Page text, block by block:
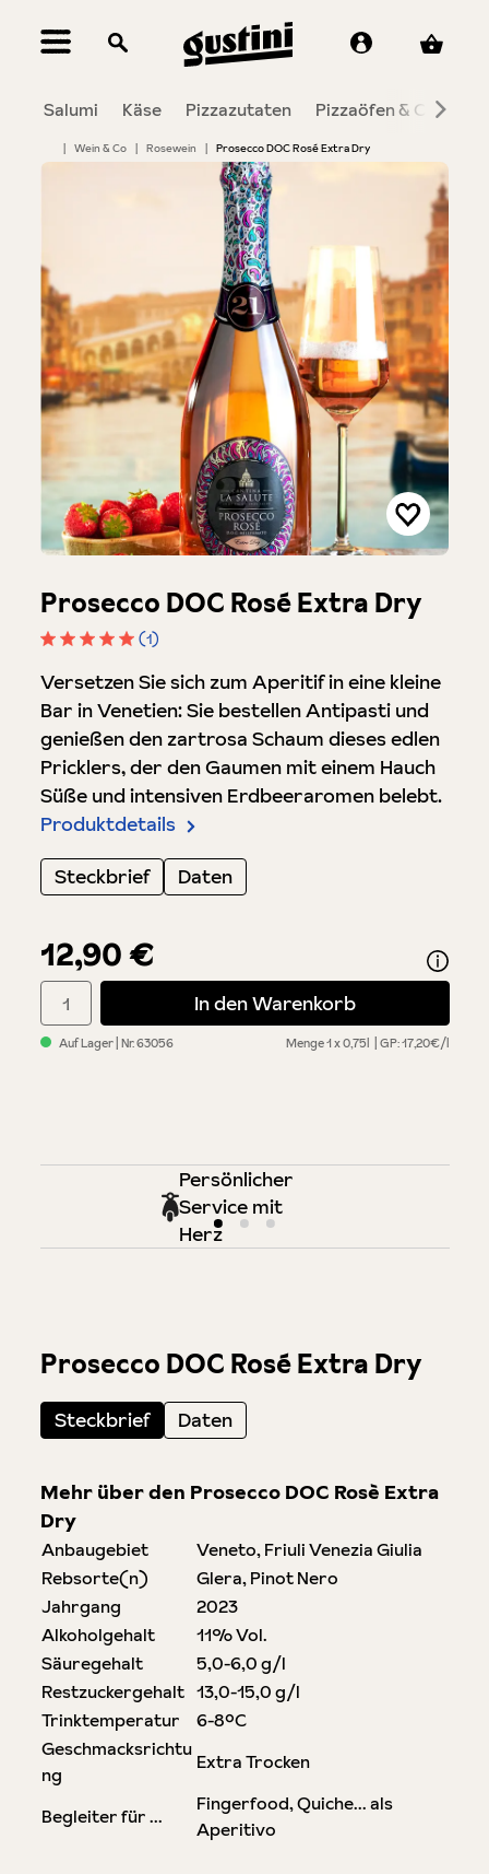
springen
Salumi Käse Pizzazutaten Pizzaöfen & Co.
| Wein & Co | Rosewein | Prosecco DOC Rosé Extra Dry
Bildergalerie überspringen
12,90 €
Prosecco DOC Rosé Extra Dry
(1)
Versetzen Sie sich zum Aperitif in eine kleine
Bar in Venetien: Sie bestellen Antipasti und
genießen den zartrosa Schaum dieses edlen
Pricklers, der den Gaumen mit einem Hauch
Süße und intensiven Erdbeeraromen belebt.
Produktdetails
Steckbrief
Daten
Auf Lager | Nr.63056 Menge1 x 0,75l GP: 17,20€/l
Produkt Anzahl: Gib den gewünschten Wert ein oder benutze
In den Warenkorb
Persönlicher
Service mit
Herz
Prosecco DOC Rosé Extra Dry
Steckbrief Daten
Mehr über den Prosecco DOC Rosè Extra
Dry
Anbaugebiet
Veneto, Friuli Venezia Giulia
Rebsorte(n)
Glera, Pinot Nero
Jahrgang
2023
Alkoholgehalt
11% Vol.
Säuregehalt
5,0-6,0 g/l
Restzuckergehalt 13,0-15,0 g/l
Trinktemperatur
6-8°C
Geschmacksrichtu
ng
Extra Trocken
Begleiter für ...
Fingerfood, Quiche… als
Aperitivo